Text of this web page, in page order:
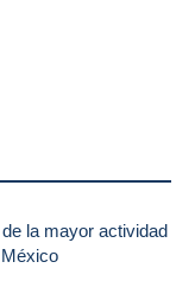
la mayor actividad